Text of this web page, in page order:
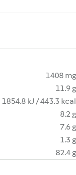
1408 mg
11.9 g
1854.8 kJ / 443.3 kcal
8.2 g
7.6 g
1.3 g
82.4 g